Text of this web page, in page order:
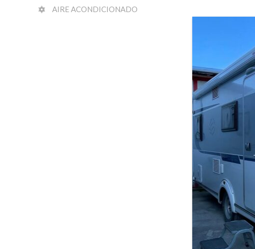
AIRE ACONDICIONADO